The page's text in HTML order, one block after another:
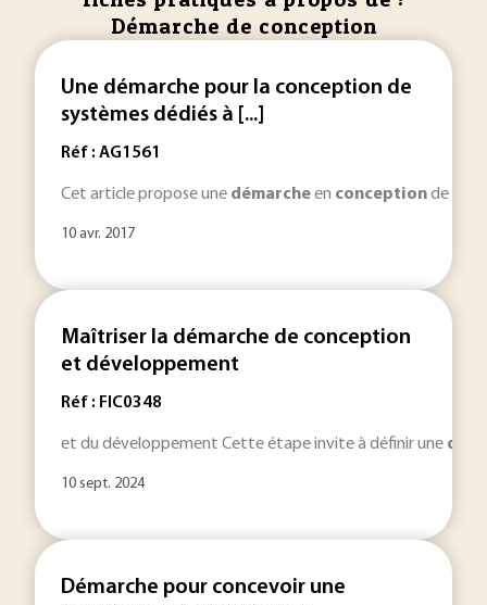
Démarche de conception
Une démarche pour la conception de
systèmes dédiés à [...]
Réf : AG1561
Cet article propose une démarcheen conceptionde
10 avr. 2017
Maîtriser la démarche de conception
et développement
Réf : FIC0348
et du développement Cette étape invite à définir une
10 sept. 2024
Démarche pour concevoir une